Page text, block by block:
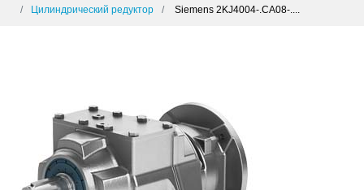
Цилиндрический редуктор
Siemens 2KJ4004-.CA08-....